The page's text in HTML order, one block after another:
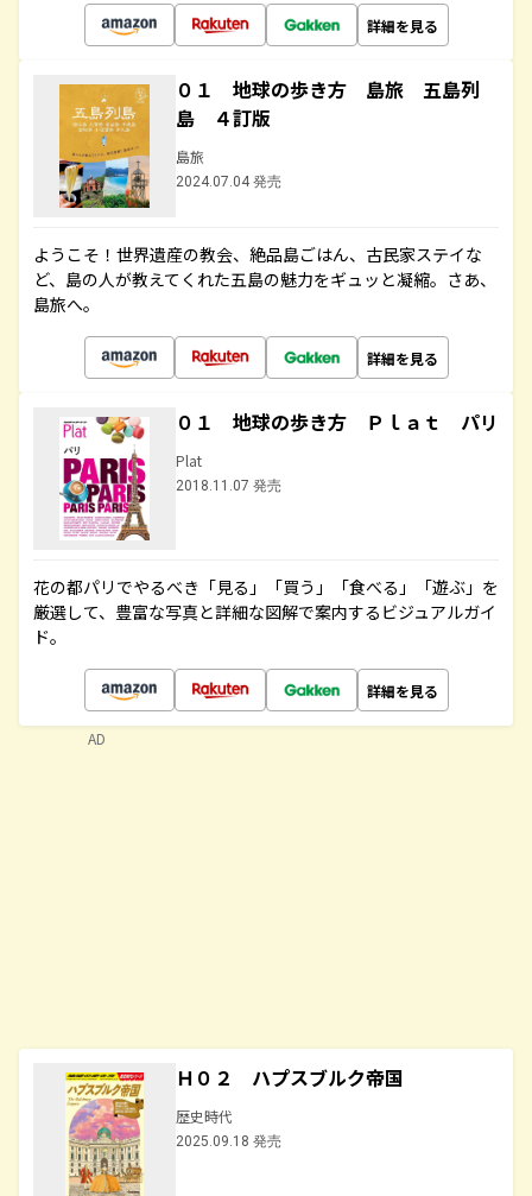
詳細を見る
０１ 地球の歩き方 島旅 五島列
島 ４訂版
島旅
2024.07.04 発売
ようこそ！世界遺産の教会、絶品島ごはん、古民家ステイな
ど、島の人が教えてくれた五島の魅力をギュッと凝縮。さあ、
島旅へ。
詳細を見る
０１ 地球の歩き方 Ｐｌａｔ パリ
Plat
2018.11.07 発売
花の都パリでやるべき「見る」「買う」「食べる」「遊ぶ」を
厳選して、豊富な写真と詳細な図解で案内するビジュアルガイ
ド。
詳細を見る
Ｈ０２ ハプスブルク帝国
歴史時代
2025.09.18 発売
AD